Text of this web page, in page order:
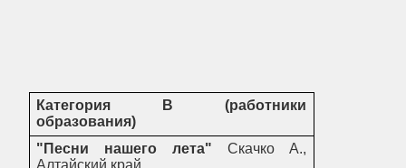
Категория В (работники
образования)
"Песни нашего лета" Скачко А.,